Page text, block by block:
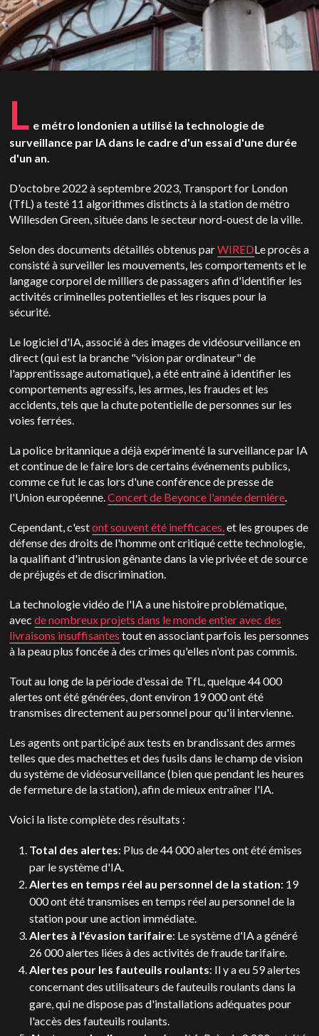
L e métro londonien a utilisé la technologie de
surveillance par IA dans le cadre d'un essai d'une durée
d'un an.
D'octobre 2022 à septembre 2023, Transport for London
(TfL) a testé 11 algorithmes distincts à la station de métro
Willesden Green, située dans le secteur nord-ouest de la ville.
Selon des documents détaillés obtenus parWIREDLe procès a
consisté à surveiller les mouvements, les comportements et le
langage corporel de milliers de passagers afin d'identifier les
activités criminelles potentielles et les risques pour la
sécurité.
Le logiciel d'IA, associé à des images de vidéosurveillance en
direct (qui est la branche "vision par ordinateur" de
l'apprentissage automatique), a été entraîné à identifier les
comportements agressifs, les armes, les fraudes et les
accidents, tels que la chute potentielle de personnes sur les
voies ferrées.
La police britannique a déjà expérimenté la surveillance par IA
et continue de le faire lors de certains événements publics,
comme ce fut le cas lors d'une conférence de presse de
l'Union européenne.Concert de Beyonce l'année dernière.
Cependant,c'estont souvent été inefficaces,et les groupes de
défense des droits de l'homme ont critiqué cette technologie,
la qualifiant d'intrusion gênante dans la vie privée et de source
de préjugés et de discrimination.
La technologie vidéo de l'IA a une histoire problématique,
avecde nombreux projets dans le monde entier avec des
livraisons insuffisantes tout en associant parfois les personnes
à la peau plus foncée à des crimes qu'elles n'ont pas commis.
Tout au long de la période d'essai de TfL, quelque 44 000
alertes ont été générées, dont environ 19 000 ont été
transmises directement au personnel pour qu'il intervienne.
Les agents ont participé aux tests en brandissant des armes
telles que des machettes et des fusils dans le champ de vision
du système de vidéosurveillance (bien que pendant les heures
de fermeture de la station), afin de mieux entraîner l'IA.
Voici la liste complète des résultats :
Total des alertes: Plus de 44 000 alertes ont été émises
par le système d'IA.
Alertes en temps réel au personnel de la station: 19
000 ont été transmises en temps réel au personnel de la
station pour une action immédiate.
Alertes à l'évasion tarifaire: Le système d'IA a généré
26 000 alertes liées à des activités de fraude tarifaire.
Alertes pour les fauteuils roulants: Il y a eu 59 alertes
concernant des utilisateurs de fauteuils roulants dans la
gare, qui ne dispose pas d'installations adéquates pour
l'accès des fauteuils roulants.